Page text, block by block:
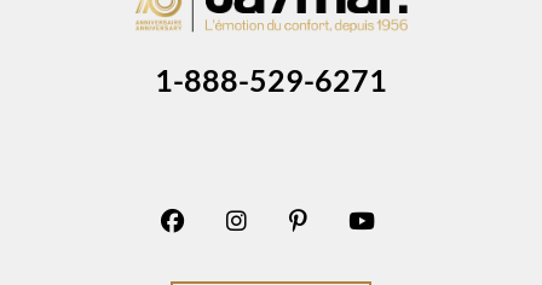
1-888-529-6271